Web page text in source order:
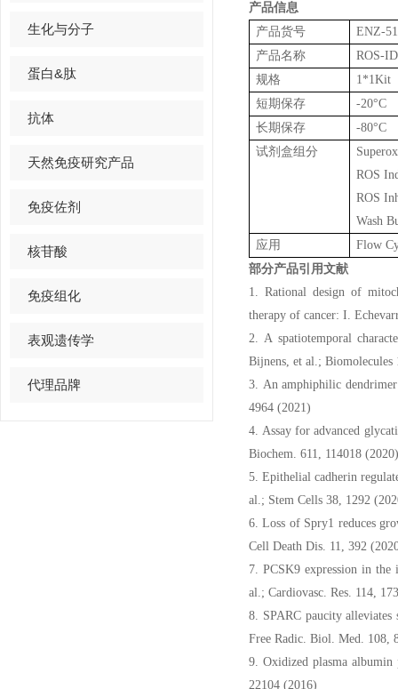
生化与分子
蛋白&肽
抗体
天然免疫研究产品
免疫佐剂
核苷酸
免疫组化
表观遗传学
代理品牌
产品信息
产品货号
ENZ-
产品名称
ROS-
规格
1*1Kit
短期保存
-20°C
长期保存
-80°C
试剂盒组分
ROS
ROS
Wash
应用
Flow
部分产品引用文献
1. Rational design of
therapy of cancer: I.
2. A spatiotemporal
Bijnens, et al.; Biomolecules
3. An amphiphilic
4964 (2021)
4. Assay for advanced
Biochem. 611, 114018 (2020)
5. Epithelial cadherin
al.; Stem Cells 38, 1292
6. Loss of Spry1 reduces
Cell Death Dis. 11, 392
7. PCSK9 expression in
al.; Cardiovasc. Res. 114,
8. SPARC paucity alleviates
Free Radic. Biol. Med. 108,
9. Oxidized plasma albumin
22104 (2016)